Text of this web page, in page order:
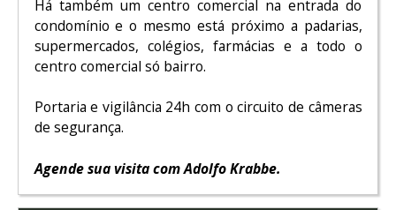
Há também um centro comercial na entrada do
condomínio e o mesmo está próximo a padarias,
supermercados, colégios, farmácias e a todo o
centro comercial só bairro.
Portaria e vigilância 24h com o circuito de câmeras
de segurança.
Agende sua visita com Adolfo Krabbe.